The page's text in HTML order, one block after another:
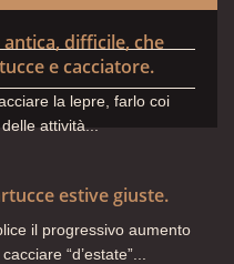
antica, difficile, che
e cacciatore.
la lepre, farlo coi
attività...
estive giuste.
il progressivo aumento
“d’estate”...